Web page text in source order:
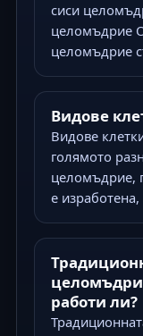
сиси
целомъдрие
целомъдрие
Видове
Видове
голямото
целомъдрие,
е изработена,
работи ли?